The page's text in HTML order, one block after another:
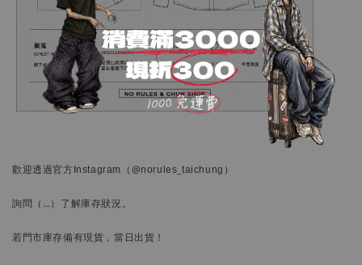
歡迎透過官方Instagram （@norules_taichung）
詢問 （…） 了解庫存狀況。
若門市庫存備有現貨，當日出貨！